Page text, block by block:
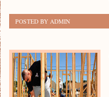
POSTED BY ADMIN